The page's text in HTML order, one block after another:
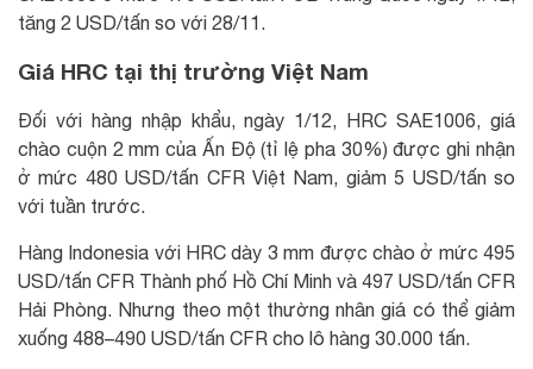
tăng 2 USD/tấn so với 28/11.
Giá HRC tại thị trường Việt Nam
Đối với hàng nhập khẩu, ngày 1/12, HRC SAE1006, giá
chào cuộn 2 mm của Ấn Độ (tỉ lệ pha 30%) được ghi nhận
ở mức 480 USD/tấn CFR Việt Nam, giảm 5 USD/tấn so
với tuần trước.
Hàng Indonesia với HRC dày 3 mm được chào ở mức 495
USD/tấn CFR Thành phố Hồ Chí Minh và 497 USD/tấn CFR
Hải Phòng. Nhưng theo một thường nhân giá có thể giảm
xuống 488–490 USD/tấn CFR cho lô hàng 30.000 tấn.